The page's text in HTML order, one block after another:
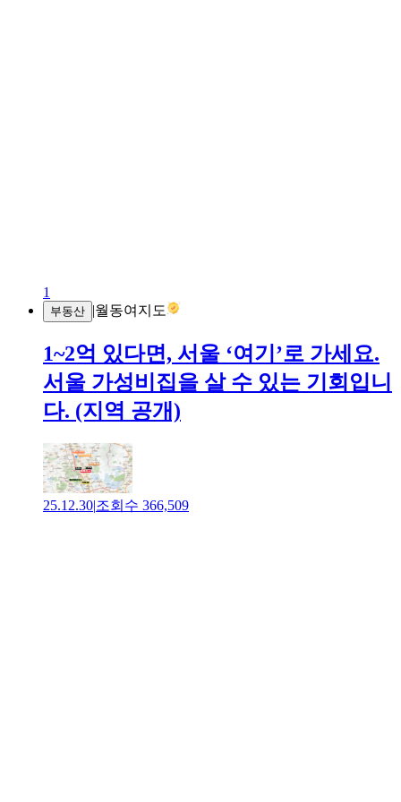
1
부동산 |월동여지도
1~2억 있다면, 서울 ‘여기’로 가세요.
서울 가성비집을 살 수 있는 기회입니
다. (지역 공개)
25.12.30|조회수 366,509